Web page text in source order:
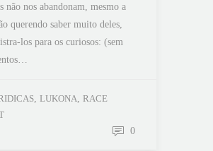
não nos abandonam, mesmo a
querendo saber muito deles,
los para os curiosos: (sem
LUKONA RACE
0